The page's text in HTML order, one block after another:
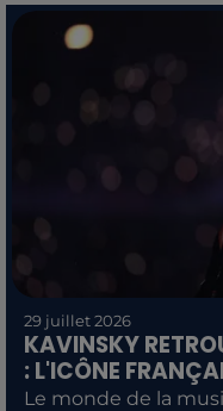
29 juillet 2026
KAVINSKY
: L'ICÔNE
Le monde de la